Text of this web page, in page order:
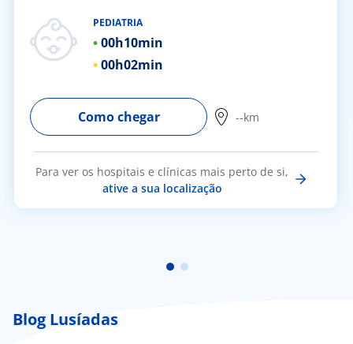
Hospital Lusíadas Paços de
Ferreira
PEDIATRIA
00h10min
00h02min
Como chegar --km
Para ver os hospitais e clínicas mais perto de si,
ative a sua localização
Blog Lusíadas